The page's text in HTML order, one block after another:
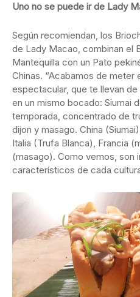
Uno no se puede ir de Lady
Según recomiendan, los
de Lady Macao, combinan el
Mantequilla con un Pato
Chinas. “Acabamos de meter
espectacular, que te llevan
en un mismo bocado: Siumai
temporada, concentrado de
dijon y masago. China
Italia (Trufa Blanca), Francia
(masago). Como vemos, son
característicos de cada